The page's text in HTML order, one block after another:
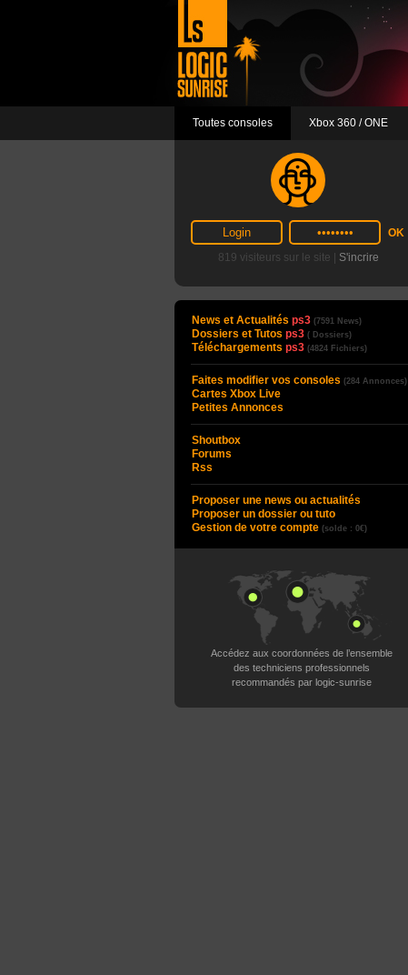
Toutes consoles Xbox 360 / ONE
819 visiteurs sur le site | S'incrire
News et Actualités ps3 (7591 News)
Dossiers et Tutos ps3 ( Dossiers)
Téléchargements ps3 (4824 Fichiers)
Faites modifier vos consoles (284 Annonces)
Cartes Xbox Live
Petites Annonces
Shoutbox
Forums
Rss
Proposer une news ou actualités
Proposer un dossier ou tuto
Gestion de votre compte (solde : 0€)
Accédez aux coordonnées de l’ensemble
des techniciens professionnels
recommandés par logic-sunrise